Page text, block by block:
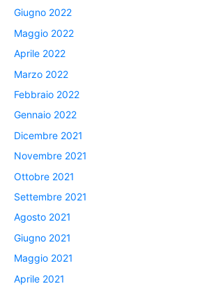
Giugno 2022
Maggio 2022
Aprile 2022
Marzo 2022
Febbraio 2022
Gennaio 2022
Dicembre 2021
Novembre 2021
Ottobre 2021
Settembre 2021
Agosto 2021
Giugno 2021
Maggio 2021
Aprile 2021